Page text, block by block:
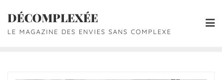
DÉCOMPLEXÉE
LE MAGAZINE DES ENVIES SANS COMPLEXE